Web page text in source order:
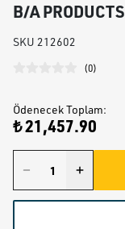
B/A
SKU 212602
(0)
Ödenecek Toplam:
₺ 21,457.90